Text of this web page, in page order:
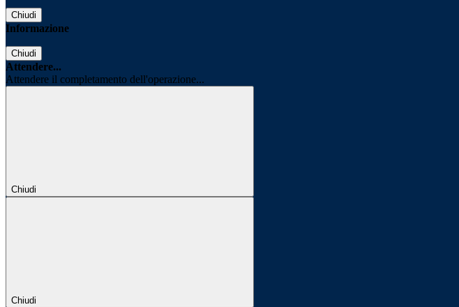
Chiudi
Informazione
Chiudi
Attendere...
Attendere il completamento dell'operazione...
Chiudi
Chiudi